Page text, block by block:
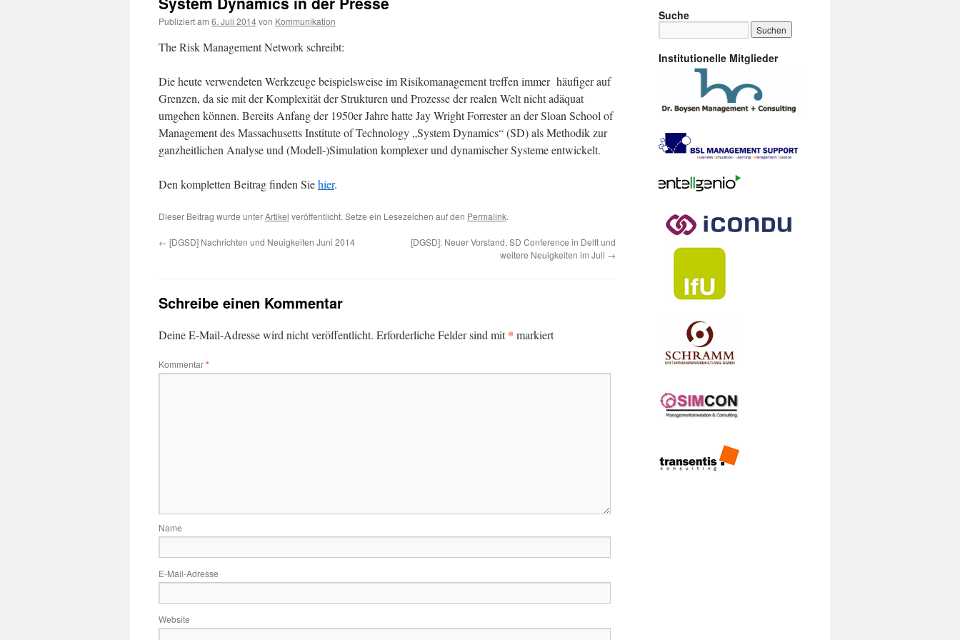
Publiziert am 6. Juli 2014von Kommunikation
The Risk Management Network schreibt:
Die heute verwendeten Werkzeuge beispielsweise im Risikomanagement treffen immer häufiger auf
Grenzen, da sie mit der Komplexität der Strukturen und Prozesse der realen Welt nicht adäquat
umgehen können. Bereits Anfang der 1950er Jahre hatte Jay Wright Forrester an der Sloan School of
Management des Massachusetts Institute of Technology „System Dynamics“ (SD) als Methodik zur
ganzheitlichen Analyse und (Modell-)Simulation komplexer und dynamischer Systeme entwickelt.
Den kompletten Beitrag finden Siehier.
Dieser Beitrag wurde unterArtikel veröffentlicht. Setze ein Lesezeichen auf den Permalink.
← [DGSD] Nachrichten und Neuigkeiten Juni 2014
[DGSD]: Neuer Vorstand, SD Conference in Delft und
weitere Neuigkeiten im Juli →
Schreibe einen Kommentar
Deine E-Mail-Adresse wird nicht veröffentlicht. Erforderliche Felder sind mit* markiert
Kommentar*
Name
E-Mail-Adresse
Website
Suche
Institutionelle Mitglieder